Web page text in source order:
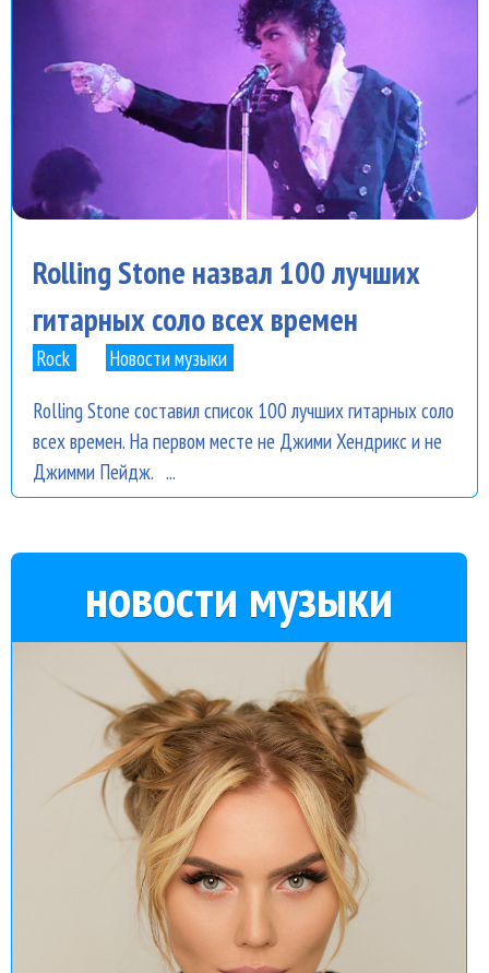
Rolling Stone назвал 100 лучших
гитарных соло всех времен
Rock
Новости музыки
Rolling Stone составил список 100 лучших гитарных соло
всех времен. На первом месте не Джими Хендрикс и не
Джимми Пейдж. ...
новости музыки